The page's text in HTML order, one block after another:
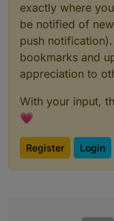
exactly where
be notified of
push
bookmarks and
appreciation to
With your input,
💗
Register Login